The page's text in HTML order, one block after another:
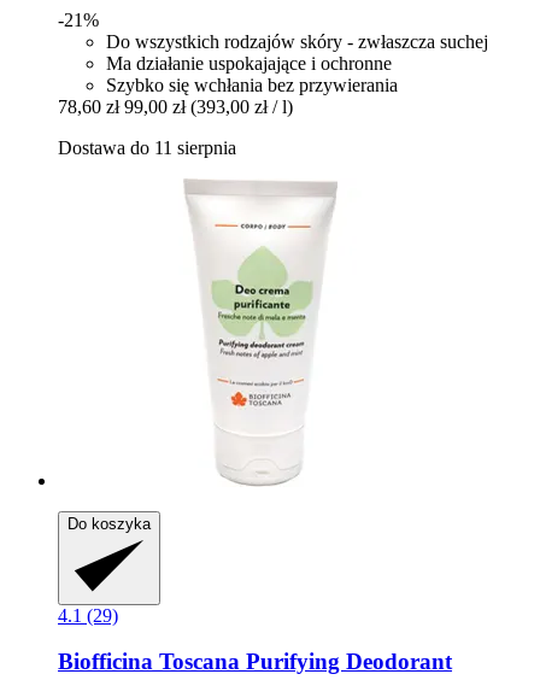
-21%
Do wszystkich rodzajów skóry - zwłaszcza suchej
Ma działanie uspokajające i ochronne
Szybko się wchłania bez przywierania
78,60 zł 99,00 zł (393,00 zł / l)
Dostawa do 11 sierpnia
Do koszyka
4.1 (29)
Biofficina Toscana Purifying Deodorant